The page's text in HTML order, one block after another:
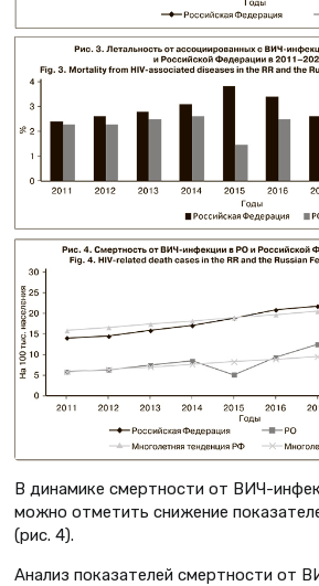
В динамике смертности от ВИЧ-
можно отметить снижение
(рис. 4).
Анализ показателей смертности от